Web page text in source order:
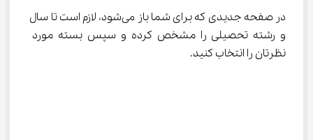
در صفحه جدیدی که برای شما باز می‌شود، لازم است تا سال
و رشته تحصیلی را مشخص کرده و سپس بسته مورد
نظرتان را انتخاب کنید.